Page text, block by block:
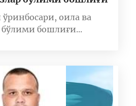
оила ва
бошлиғи...